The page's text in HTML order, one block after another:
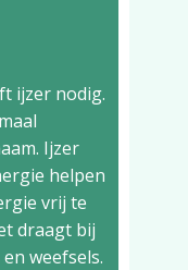
ijzer nodig.
Ijzer
helpen
vrij te
draagt bij
weefsels.